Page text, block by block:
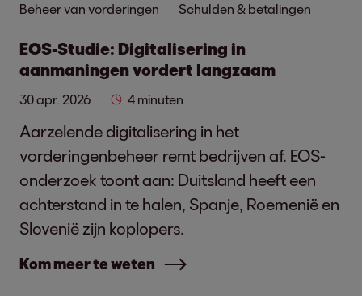
Beheer van vorderingen Schulden & betalingen
EOS-Studie: Digitalisering in
aanmaningen vordert langzaam
30 apr. 2026 4 minuten
Aarzelende digitalisering in het
vorderingenbeheer remt bedrijven af. EOS-
onderzoek toont aan: Duitsland heeft een
achterstand in te halen, Spanje, Roemenië en
Slovenië zijn koplopers.
Kom meer te weten